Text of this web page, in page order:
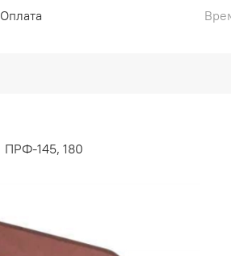
Оплата
ПРФ-145, 180